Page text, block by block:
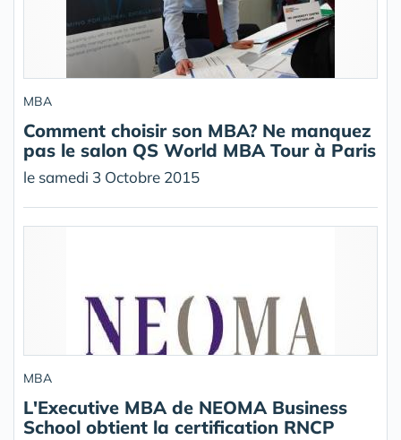
MBA
Comment choisir son MBA? Ne manquez
pas le salon QS World MBA Tour à Paris
le samedi 3 Octobre 2015
MBA
L'Executive MBA de NEOMA Business
School obtient la certification RNCP